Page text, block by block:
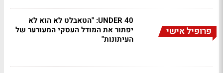
פרופיל אישי
UNDER 40: "הטאבלט לא הוא לא
יפתור את המודל העסקי המעורער של
העיתונות"